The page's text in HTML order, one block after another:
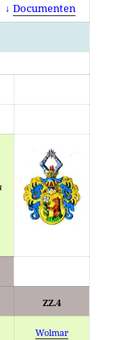
↓Documenten
ZZ.4
Wolmar